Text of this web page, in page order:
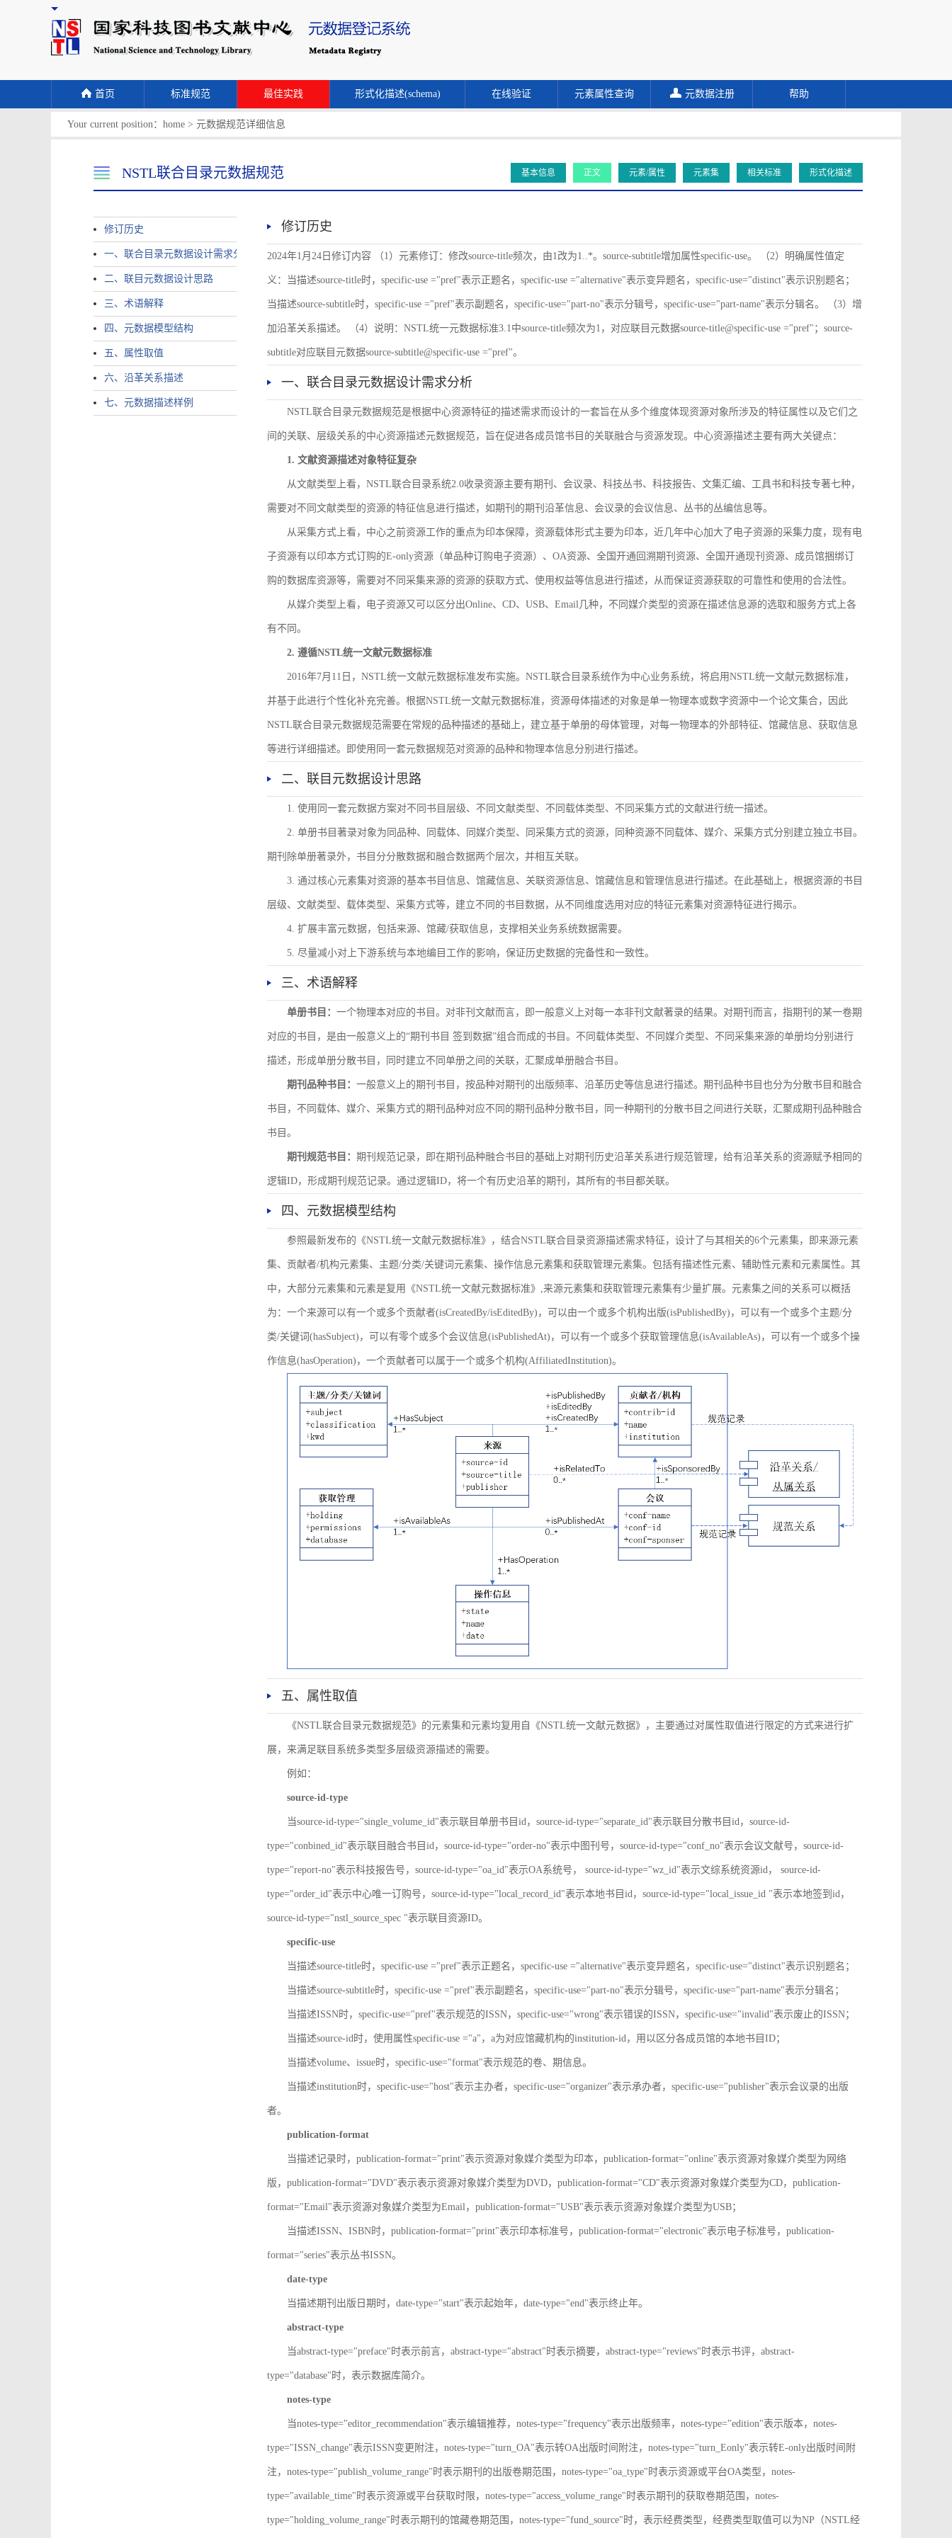
首页 标准规范 最佳实践 形式化描述(schema) 在线验证 元素属性查询 元数据注册 帮助
Your current position： home > 元数据规范详细信息
NSTL联合目录元数据规范 基本信息 正文 元素/属性 元素集 相关标准 形式化描述
修订历史
一、联合目录元数据设计需求分析
二、联目元数据设计思路
三、术语解释
四、元数据模型结构
五、属性取值
六、沿革关系描述
七、元数据描述样例
修订历史
2024年1月24日修订内容 （1）元素修订：修改source-title频次，由1改为1..*。source-subtitle增加属性specific-use。 （2）明确属性值定
义：当描述source-title时，specific-use ="pref"表示正题名，specific-use ="alternative"表示变异题名，specific-use="distinct"表示识别题名；
当描述source-subtitle时，specific-use ="pref"表示副题名，specific-use="part-no"表示分辑号，specific-use="part-name"表示分辑名。 （3）增
加沿革关系描述。 （4）说明：NSTL统一元数据标准3.1中source-title频次为1，对应联目元数据source-title@specific-use ="pref"；source-
subtitle对应联目元数据source-subtitle@specific-use ="pref"。
一、联合目录元数据设计需求分析
NSTL联合目录元数据规范是根据中心资源特征的描述需求而设计的一套旨在从多个维度体现资源对象所涉及的特征属性以及它们之
间的关联、层级关系的中心资源描述元数据规范，旨在促进各成员馆书目的关联融合与资源发现。中心资源描述主要有两大关键点：
1. 文献资源描述对象特征复杂
从文献类型上看，NSTL联合目录系统2.0收录资源主要有期刊、会议录、科技丛书、科技报告、文集汇编、工具书和科技专著七种，
需要对不同文献类型的资源的特征信息进行描述，如期刊的期刊沿革信息、会议录的会议信息、丛书的丛编信息等。
从采集方式上看，中心之前资源工作的重点为印本保障，资源载体形式主要为印本，近几年中心加大了电子资源的采集力度，现有电
子资源有以印本方式订购的E-only资源（单品种订购电子资源）、OA资源、全国开通回溯期刊资源、全国开通现刊资源、成员馆捆绑订
购的数据库资源等，需要对不同采集来源的资源的获取方式、使用权益等信息进行描述，从而保证资源获取的可靠性和使用的合法性。
从媒介类型上看，电子资源又可以区分出Online、CD、USB、Email几种，不同媒介类型的资源在描述信息源的选取和服务方式上各
有不同。
2. 遵循NSTL统一文献元数据标准
2016年7月11日，NSTL统一文献元数据标准发布实施。NSTL联合目录系统作为中心业务系统，将启用NSTL统一文献元数据标准，
并基于此进行个性化补充完善。根据NSTL统一文献元数据标准，资源母体描述的对象是单一物理本或数字资源中一个论文集合，因此
NSTL联合目录元数据规范需要在常规的品种描述的基础上，建立基于单册的母体管理，对每一物理本的外部特征、馆藏信息、获取信息
等进行详细描述。即使用同一套元数据规范对资源的品种和物理本信息分别进行描述。
二、联目元数据设计思路
1. 使用同一套元数据方案对不同书目层级、不同文献类型、不同载体类型、不同采集方式的文献进行统一描述。
2. 单册书目著录对象为同品种、同载体、同媒介类型、同采集方式的资源，同种资源不同载体、媒介、采集方式分别建立独立书目。
期刊除单册著录外，书目分分散数据和融合数据两个层次，并相互关联。
3. 通过核心元素集对资源的基本书目信息、馆藏信息、关联资源信息、馆藏信息和管理信息进行描述。在此基础上，根据资源的书目
层级、文献类型、载体类型、采集方式等，建立不同的书目数据，从不同维度选用对应的特征元素集对资源特征进行揭示。
4. 扩展丰富元数据，包括来源、馆藏/获取信息，支撑相关业务系统数据需要。
5. 尽量减小对上下游系统与本地编目工作的影响，保证历史数据的完备性和一致性。
三、术语解释
单册书目： 一个物理本对应的书目。对非刊文献而言，即一般意义上对每一本非刊文献著录的结果。对期刊而言，指期刊的某一卷期
对应的书目，是由一般意义上的“期刊书目 签到数据”组合而成的书目。不同载体类型、不同媒介类型、不同采集来源的单册均分别进行
描述，形成单册分散书目，同时建立不同单册之间的关联，汇聚成单册融合书目。
期刊品种书目： 一般意义上的期刊书目，按品种对期刊的出版频率、沿革历史等信息进行描述。期刊品种书目也分为分散书目和融合
书目，不同载体、媒介、采集方式的期刊品种对应不同的期刊品种分散书目，同一种期刊的分散书目之间进行关联，汇聚成期刊品种融合
书目。
期刊规范书目： 期刊规范记录，即在期刊品种融合书目的基础上对期刊历史沿革关系进行规范管理，给有沿革关系的资源赋予相同的
逻辑ID，形成期刊规范记录。通过逻辑ID，将一个有历史沿革的期刊，其所有的书目都关联。
四、元数据模型结构
参照最新发布的《NSTL统一文献元数据标准》，结合NSTL联合目录资源描述需求特征，设计了与其相关的6个元素集，即来源元素
集、贡献者/机构元素集、主题/分类/关键词元素集、操作信息元素集和获取管理元素集。包括有描述性元素、辅助性元素和元素属性。其
中，大部分元素集和元素是复用《NSTL统一文献元数据标准》,来源元素集和获取管理元素集有少量扩展。元素集之间的关系可以概括
为：一个来源可以有一个或多个贡献者(isCreatedBy/isEditedBy)，可以由一个或多个机构出版(isPublishedBy)，可以有一个或多个主题/分
类/关键词(hasSubject)，可以有零个或多个会议信息(isPublishedAt)，可以有一个或多个获取管理信息(isAvailableAs)，可以有一个或多个操
作信息(hasOperation)，一个贡献者可以属于一个或多个机构(AffiliatedInstitution)。
五、属性取值
《NSTL联合目录元数据规范》的元素集和元素均复用自《NSTL统一文献元数据》，主要通过对属性取值进行限定的方式来进行扩
展，来满足联目系统多类型多层级资源描述的需要。
例如：
source-id-type
当source-id-type="single_volume_id"表示联目单册书目id，source-id-type="separate_id"表示联目分散书目id，source-id-
type="conbined_id"表示联目融合书目id，source-id-type="order-no"表示中图刊号，source-id-type="conf_no"表示会议文献号，source-id-
type="report-no"表示科技报告号，source-id-type="oa_id"表示OA系统号， source-id-type="wz_id"表示文综系统资源id， source-id-
type="order_id"表示中心唯一订购号，source-id-type="local_record_id"表示本地书目id，source-id-type="local_issue_id "表示本地签到id，
source-id-type="nstl_source_spec "表示联目资源ID。
specific-use
当描述source-title时，specific-use ="pref"表示正题名，specific-use ="alternative"表示变异题名，specific-use="distinct"表示识别题名；
当描述source-subtitle时，specific-use ="pref"表示副题名，specific-use="part-no"表示分辑号，specific-use="part-name"表示分辑名；
当描述ISSN时，specific-use="pref"表示规范的ISSN，specific-use="wrong"表示错误的ISSN，specific-use="invalid"表示废止的ISSN；
当描述source-id时，使用属性specific-use ="a"，a为对应馆藏机构的institution-id，用以区分各成员馆的本地书目ID；
当描述volume、issue时，specific-use="format"表示规范的卷、期信息。
当描述institution时，specific-use="host"表示主办者，specific-use="organizer"表示承办者，specific-use="publisher"表示会议录的出版
者。
publication-format
当描述记录时，publication-format="print"表示资源对象媒介类型为印本，publication-format="online"表示资源对象媒介类型为网络
版，publication-format="DVD"表示表示资源对象媒介类型为DVD，publication-format="CD"表示资源对象媒介类型为CD，publication-
format="Email"表示资源对象媒介类型为Email，publication-format="USB"表示表示资源对象媒介类型为USB；
当描述ISSN、ISBN时，publication-format="print"表示印本标准号，publication-format="electronic"表示电子标准号，publication-
format="series"表示丛书ISSN。
date-type
当描述期刊出版日期时，date-type="start"表示起始年，date-type="end"表示终止年。
abstract-type
当abstract-type="preface"时表示前言，abstract-type="abstract"时表示摘要，abstract-type="reviews"时表示书评，abstract-
type="database"时，表示数据库简介。
notes-type
当notes-type="editor_recommendation"表示编辑推荐，notes-type="frequency"表示出版频率，notes-type="edition"表示版本，notes-
type="ISSN_change"表示ISSN变更附注，notes-type="turn_OA"表示转OA出版时间附注，notes-type="turn_Eonly"表示转E-only出版时间附
注，notes-type="publish_volume_range"时表示期刊的出版卷期范围，notes-type="oa_type"时表示资源或平台OA类型，notes-
type="available_time"时表示资源或平台获取时限，notes-type="access_volume_range"时表示期刊的获取卷期范围，notes-
type="holding_volume_range"时表示期刊的馆藏卷期范围，notes-type="fund_source"时，表示经费类型，经费类型取值可以为NP（NSTL经